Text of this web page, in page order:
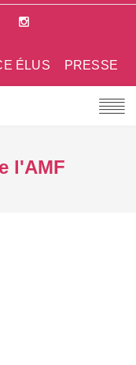
PRESSE
ÉLUS
l'AMF